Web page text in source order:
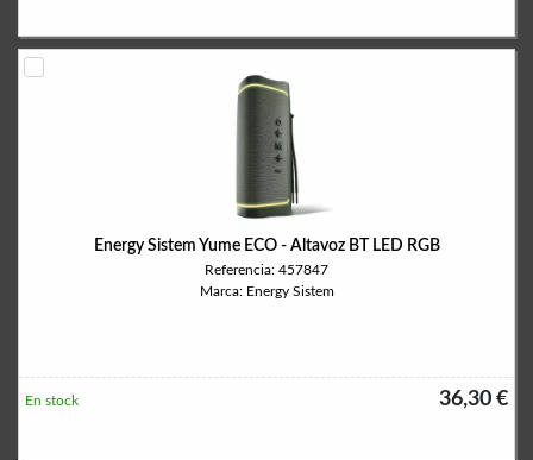
Energy Sistem Yume ECO - Altavoz BT LED RGB
Referencia: 457847
Marca: Energy Sistem
36,30 €
En stock